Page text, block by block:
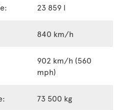
23 859 l
840 km/h
902 km/h (560
mph)
73 500 kg